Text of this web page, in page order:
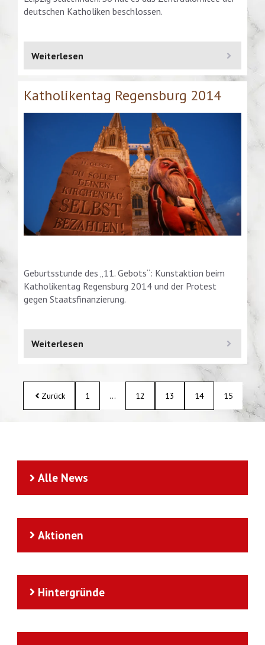
deutschen Katholiken beschlossen.
Weiterlesen
Katholikentag Regensburg 2014
Geburtsstunde des „11. Gebots“: Kunstaktion beim
Katholikentag Regensburg 2014 und der Protest
gegen Staatsfinanzierung.
Weiterlesen
Zurück 1 … 12 13 14 15
Alle News
Aktionen
Hintergründe